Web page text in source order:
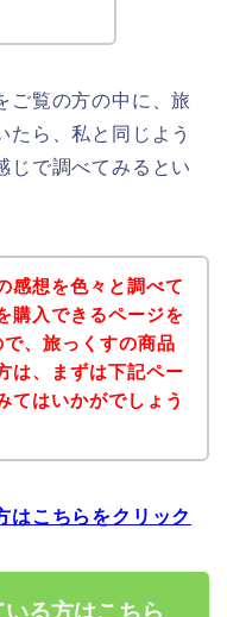
ご覧の方の中に、旅
たら、私と同じよう
で調べてみるとい
感想を色々と調べて
購入できるページを
、旅っくすの商品
は、まずは下記ペー
てはいかがでしょう
はこちらをクリック
る方はこちら